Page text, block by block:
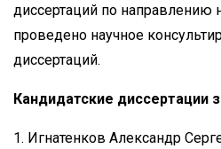
диссертаций по направлению
проведено научное
диссертаций.
Кандидатские диссертации
1. Игнатенков Александр